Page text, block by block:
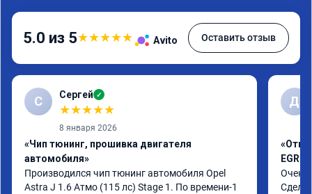
5.0 из 5★★★★★ Avito Оставить отзыв
С Сергей ✓
★★★★★
8 января 2026
«Чип тюнинг, прошивка двигателя
автомобиля»
Производился чип тюнинг автомобиля Opel
Astra J 1.6 Атмо (115 лс) Stage 1. По времени-1
Д
EGR»
Очень